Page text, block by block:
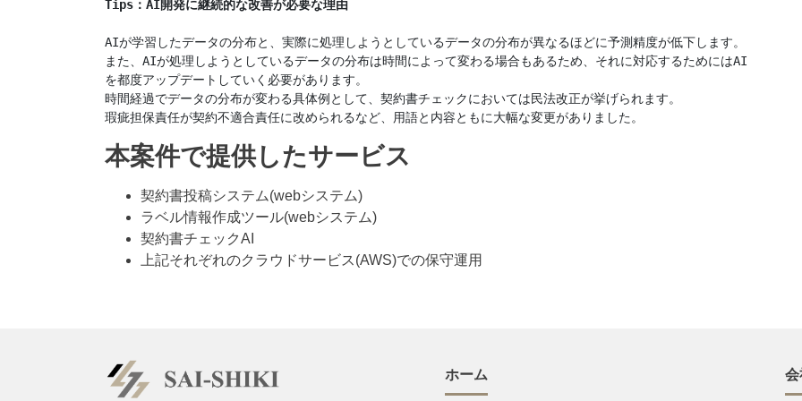
Tips：AI開発に継続的な改善が必要な理由
AIが学習したデータの分布と、実際に処理しようとしているデータの分布が異なるほどに予測精度が低下します。
また、AIが処理しようとしているデータの分布は時間によって変わる場合もあるため、それに対応するためにはAI
を都度アップデートしていく必要があります。
時間経過でデータの分布が変わる具体例として、契約書チェックにおいては民法改正が挙げられます。
本案件で提供したサービス
契約書投稿システム(webシステム)
ラベル情報作成ツール(webシステム)
契約書チェックAI
上記それぞれのクラウドサービス(AWS)での保守運用
ホーム 会